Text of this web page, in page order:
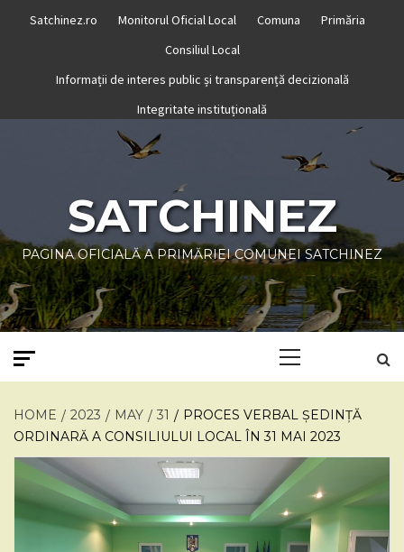
Satchinez.ro Monitorul Oficial Local Comuna
Primăria
Consiliul Local
Informații de interes public și transparență decizională
Integritate instituțională
SATCHINEZ
PAGINA OFICIALĂ A PRIMĂRIEI COMUNEI SATCHINEZ
HOME 2023 MAY 31
PROCES VERBAL ȘEDINȚĂ
ORDINARĂ A CONSILIULUI LOCAL ÎN 31 MAI 2023